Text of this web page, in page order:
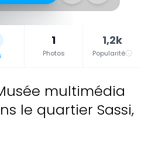
1
Photos
1,2k
Popularité
multimédia
le quartier Sassi,